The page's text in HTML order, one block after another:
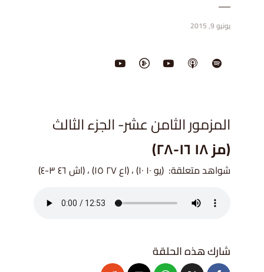
يونيو 9, 2015
المزمور الثامن عشر- الجزء الثالث
(مز ١٨ ١٦-٢٨)
شواهد متعلقة: (يو ١٠ ١٠) ، (اع ٢٧ ١٥) ، (اش ٤٦ ٣-٤)